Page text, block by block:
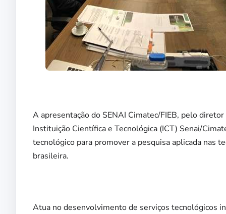
A apresentação do SENAI Cimatec/FIEB, pelo
Instituição Científica e Tecnológica (ICT) Senai/
tecnológico para promover a pesquisa aplicada nas
brasileira.
Atua no desenvolvimento de serviços tecnológicos